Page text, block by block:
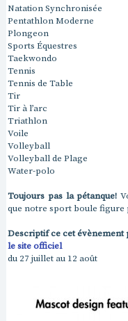
Natation Synchronisée
Pentathlon Moderne
Plongeon
Sports Équestres
Taekwondo
Tennis
Tennis de Table
Tir
Tir à l’arc
Triathlon
Voile
Volleyball
Volleyball de Plage
Water-polo
Toujours pas la pétanque!
que notre sport boule figure
Descriptif ce cet évènement
le site officiel
du 27 juillet au 12 août